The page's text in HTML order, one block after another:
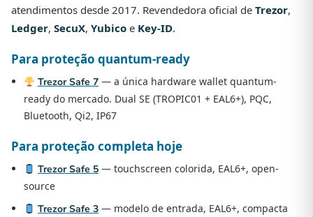
atendimentos desde 2017. Revendedora oficial de Trezor,
Ledger, SecuX, Yubico e Key-ID.
Para proteção quantum-ready
Trezor Safe 7— a única hardware wallet quantum-
ready do mercado. Dual SE (TROPIC01 + EAL6+), PQC,
Bluetooth, Qi2, IP67
Para proteção completa hoje
Trezor Safe 5— touchscreen colorida, EAL6+, open-
source
Trezor Safe 3— modelo de entrada, EAL6+, compacta